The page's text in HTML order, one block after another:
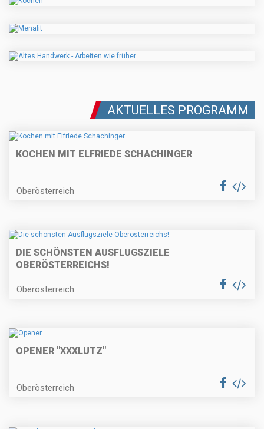
AKTUELLES PROGRAMM
KOCHEN MIT ELFRIEDE SCHACHINGER
Oberösterreich
DIE SCHÖNSTEN AUSFLUGSZIELE
OBERÖSTERREICHS!
Oberösterreich
OPENER "XXXLUTZ"
Oberösterreich